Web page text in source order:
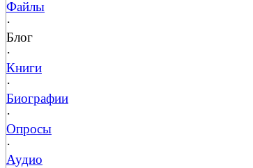
Файлы
·
Блог
·
Книги
·
Биографии
·
Опросы
·
Аудио